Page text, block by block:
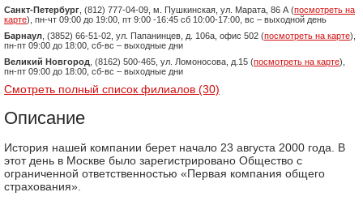
Санкт-Петербург , (812) 777-04-09, м. Пушкинская, ул. Марата, 86 А (посмотреть на
карте), пн-чт 09:00 до 19:00, пт 9:00 -16:45 сб 10:00-17:00, вс – выходной день
Барнаул , (3852) 66-51-02, ул. Папанинцев, д. 106а, офис 502 (посмотреть на карте),
пн-пт 09:00 до 18:00, сб-вс – выходные дни
Великий Новгород , (8162) 500-465, ул. Ломоносова, д.15 (посмотреть на карте),
пн-пт 09:00 до 18:00, сб-вс – выходные дни
Смотреть полный список филиалов (30)
Описание
История нашей компании берет начало 23 августа 2000 года. В
этот день в Москве было зарегистрировано Общество с
ограниченной ответственностью «Первая компания общего
страхования».